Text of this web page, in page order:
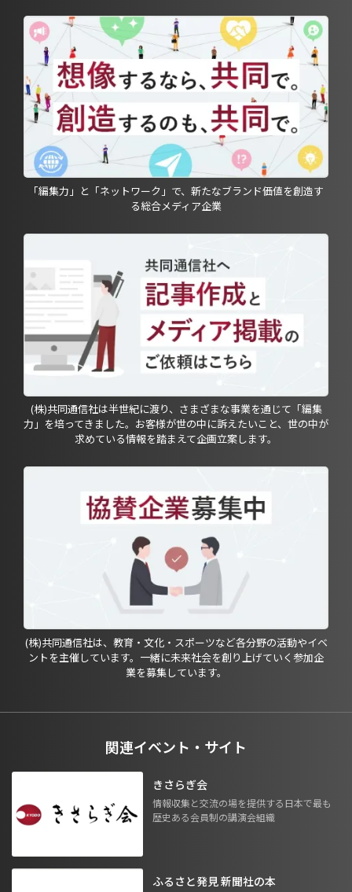
「編集力」と「ネットワーク」で、新たなブランド価値を創造す
る総合メディア企業
(株)共同通信社は半世紀に渡り、さまざまな事業を通じて「編集
力」を培ってきました。お客様が世の中に訴えたいこと、世の中が
求めている情報を踏まえて企画立案します。
(株)共同通信社は、教育・文化・スポーツなど各分野の活動やイベ
ントを主催しています。一緒に未来社会を創り上げていく参加企
業を募集しています。
関連イベント・サイト
きさらぎ会
情報収集と交流の場を提供する日本で最も
歴史ある会員制の講演会組織
ふるさと発見 新聞社の本